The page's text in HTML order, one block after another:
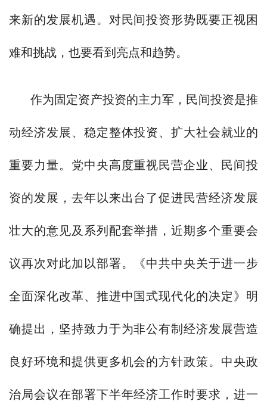
来新的发展机遇。对民间投资形势既要正视困
难和挑战，也要看到亮点和趋势。
作为固定资产投资的主力军，民间投资是推
动经济发展、稳定整体投资、扩大社会就业的
重要力量。党中央高度重视民营企业、民间投
资的发展，去年以来出台了促进民营经济发展
壮大的意见及系列配套举措，近期多个重要会
议再次对此加以部署。《中共中央关于进一步
全面深化改革、推进中国式现代化的决定》明
确提出，坚持致力于为非公有制经济发展营造
良好环境和提供更多机会的方针政策。中央政
治局会议在部署下半年经济工作时要求，进一